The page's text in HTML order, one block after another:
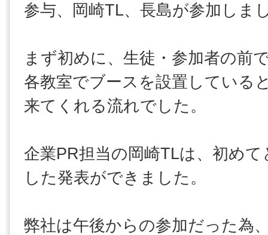
参与、岡崎TL、長島が参加しま
まず初めに、生徒・参加者の前
各教室でブースを設置している
来てくれる流れでした。
企業PR担当の岡崎TLは、初め
した発表ができました。
弊社は午後からの参加だった為